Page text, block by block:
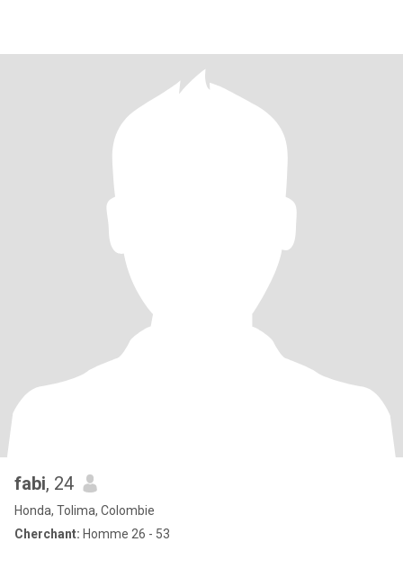
fabi, 24
Honda, Tolima, Colombie
Cherchant: Homme 26 - 53